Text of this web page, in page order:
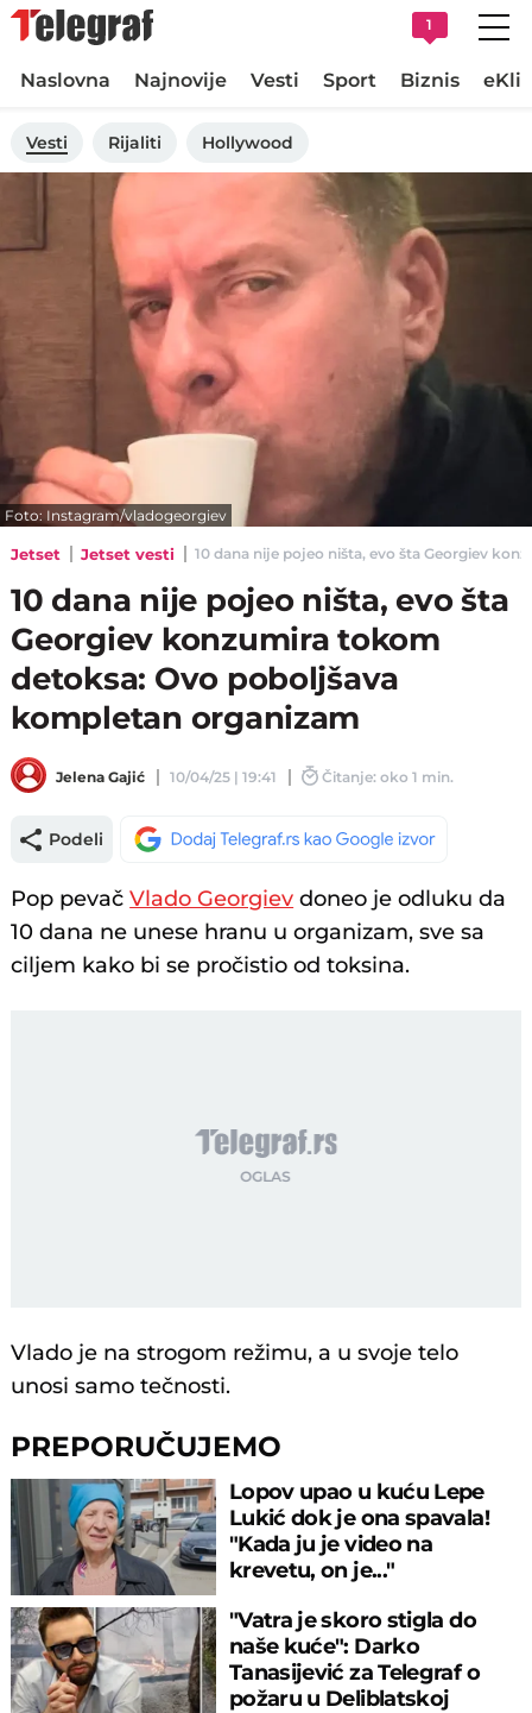
1
Naslovna Najnovije Vesti Sport Biznis
Vesti Rijaliti Hollywood
Foto: Instagram/vladogeorgiev
Jetset Jetset vesti 10 dana nije pojeo ništa, evo šta Georgiev
10 dana nije pojeo ništa, evo šta
Georgiev konzumira tokom
detoksa: Ovo poboljšava
kompletan organizam
Jelena Gajić 10/04/25 | 19:41 Čitanje: oko 1 min.
Podeli
Pop pevačVlado Georgiev doneo je odluku da
10 dana ne unese hranu u organizam, sve sa
ciljem kako bi se pročistio od toksina.
Vlado je na strogom režimu, a u svoje telo
unosi samo tečnosti.
PREPORUČUJEMO
Lopov upao u kuću Lepe
Lukić dok je ona spavala!
"Kada ju je video na
krevetu, on je..."
"Vatra je skoro stigla do
naše kuće": Darko
Tanasijević za Telegraf o
požaru u Deliblatskoj